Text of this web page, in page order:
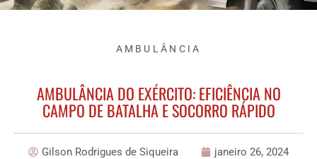
AMBULÂNCIA
AMBULÂNCIA DO EXÉRCITO: EFICIÊNCIA NO
CAMPO DE BATALHA E SOCORRO RÁPIDO
Gilson Rodrigues de Siqueira janeiro 26, 2024